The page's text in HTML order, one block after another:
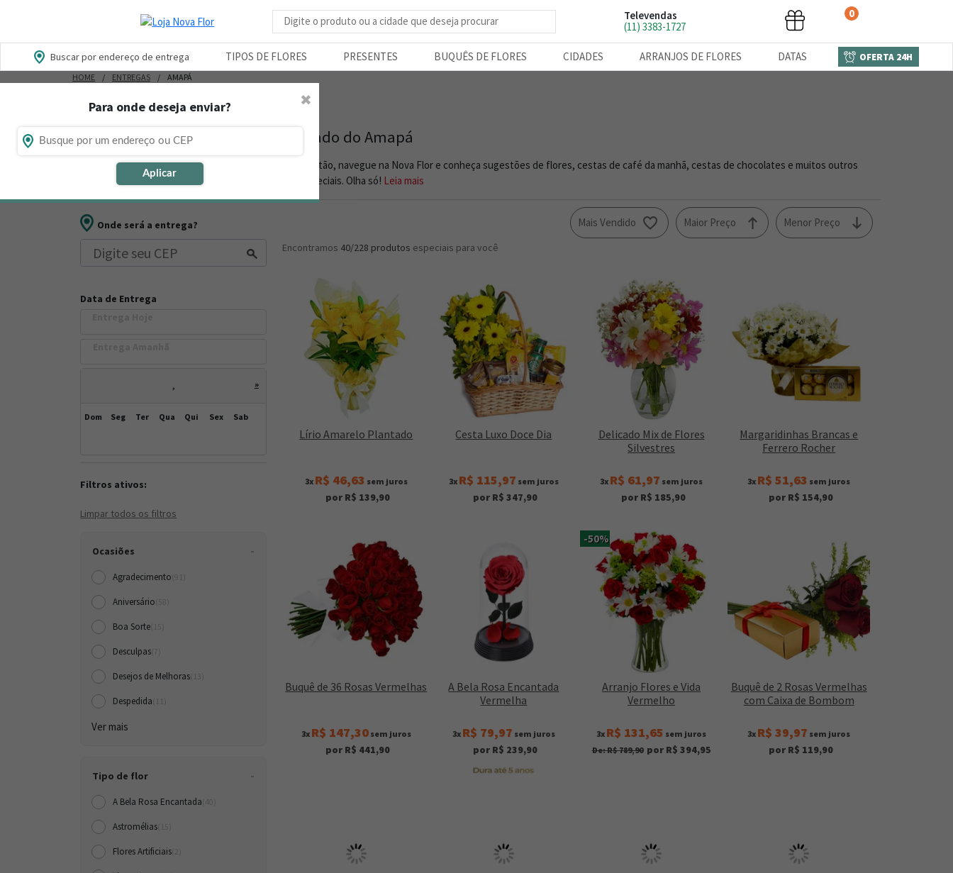
Busca de produtos
Televendas
(11) 3383-1727
0
Buscar por endereço de entrega TIPOS DE FLORES PRESENTES BUQUÊS DE FLORES CIDADES ARRANJOS DE FLORES DATAS OFERTA 24H
Para onde deseja enviar?
Aplicar
✖
HOME ENTREGAS AMAPÁ
Flores, Cestas e Presentes no Estado do Amap
Está procurando loja de presente online no Amapá? Então, navegue na Nova Flor e conheça sugestões de flores, cestas de café da manhã, cestas de chocolates e muitos outros
presentes para datas comemorativas ou ocasiões especiais. Olha só! Leia mais
Onde será a entrega?
Data de Entrega
, »
Dom Seg Ter Qua Qui Sex Sab
Filtros ativos:
Limpar todos os filtros
Ocasiões
Agradecimento
Aniversário
Boa Sorte
Desculpas
Desejos de Melhoras
Despedida
Ver mais
Tipo de flor
A Bela Rosa Encantada
Astromélias
Flores Artificiais
Menor Preço
Maior Preço
Mais Vendido
Encontramos 40/228 produtos especiais para você
Lírio Amarelo Plantado
3x R$ 46,63 sem juros
por R$ 139,90
Cesta Luxo Doce Dia
3x R$ 115,97 sem juros
por R$ 347,90
Delicado Mix de Flores
Silvestres
3x R$ 61,97 sem juros
por R$ 185,90
Margaridinhas Brancas e
Ferrero Rocher
3x R$ 51,63 sem juros
por R$ 154,90
Buquê de 36 Rosas Vermelhas
3x R$ 147,30sem juros
por R$ 441,90
A Bela Rosa Encantada
Vermelha
3x R$ 79,97 sem juros
por R$ 239,90
-50%
Arranjo Flores e Vida
Vermelho
3x R$ 131,65 sem juros
De: R$ 789,90 por R$ 394,95
Buquê de 2 Rosas Vermelhas
com Caixa de Bombom
3x R$ 39,97 sem juros
por R$ 119,90